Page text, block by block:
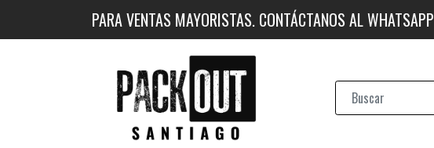
PARA VENTAS MAYORISTAS. CONTÁCTANOS AL WHATSAPP